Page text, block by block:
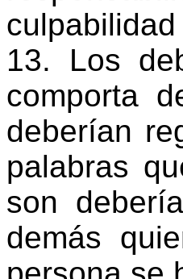
13. Los
comporta
deberían
palabras
son
demás